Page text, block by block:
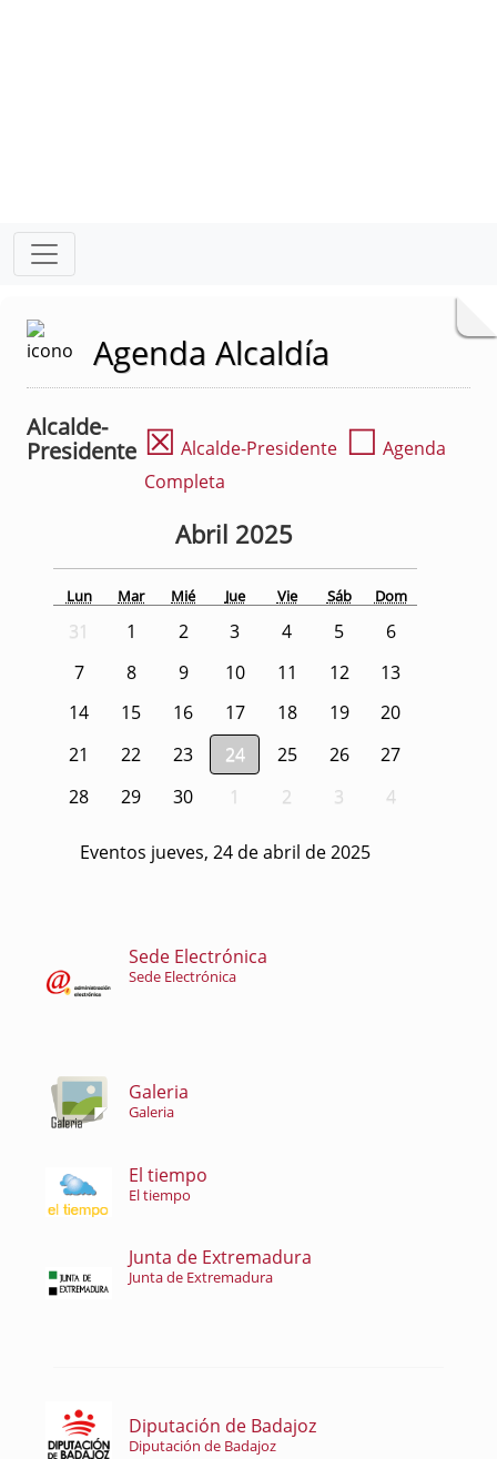
Agenda Alcaldía
Alcalde-
Presidente ☒ Alcalde-Presidente ☐ Agenda
Completa
Abril 2025
Lun Mar Mié Jue Vie Sáb Dom
31 1 2 3 4 5
6
7
8 9 10 11 12
13
14
15 16 17 18 19
20
21
22 23 24 25 26
27
28
29 30 1 2 3 4
Eventos jueves, 24 de abril de 2025
Sede Electrónica
Sede Electrónica
Galeria
Galeria
El tiempo
El tiempo
Junta de Extremadura
Junta de Extremadura
Diputación de Badajoz
Diputación de Badajoz